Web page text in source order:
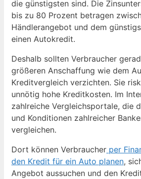
die günstigsten sind. Die
bis zu 80 Prozent betragen
Händlerangebot und dem
einen Autokredit.
Deshalb sollten Verbraucher
größeren Anschaffung wie dem
Kreditvergleich verzichten. Sie
unnötig hohe Kreditkosten. Im
zahlreiche Vergleichsportale, die
und Konditionen zahlreicher
vergleichen.
Dort können Verbraucher per
den Kredit für ein Auto planen,
Angebot aussuchen und den